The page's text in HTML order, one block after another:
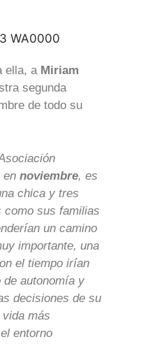
ella, a Miriam
segunda
de todo su
en noviembre, es
chica y tres
como sus familias
un camino
importante, una
el tiempo irían
de autonomía y
decisiones de su
más
entorno